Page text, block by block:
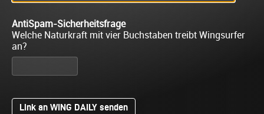
AntiSpam-Sicherheitsfrage
Welche Naturkraft mit vier Buchstaben treibt Wingsurfer
an?